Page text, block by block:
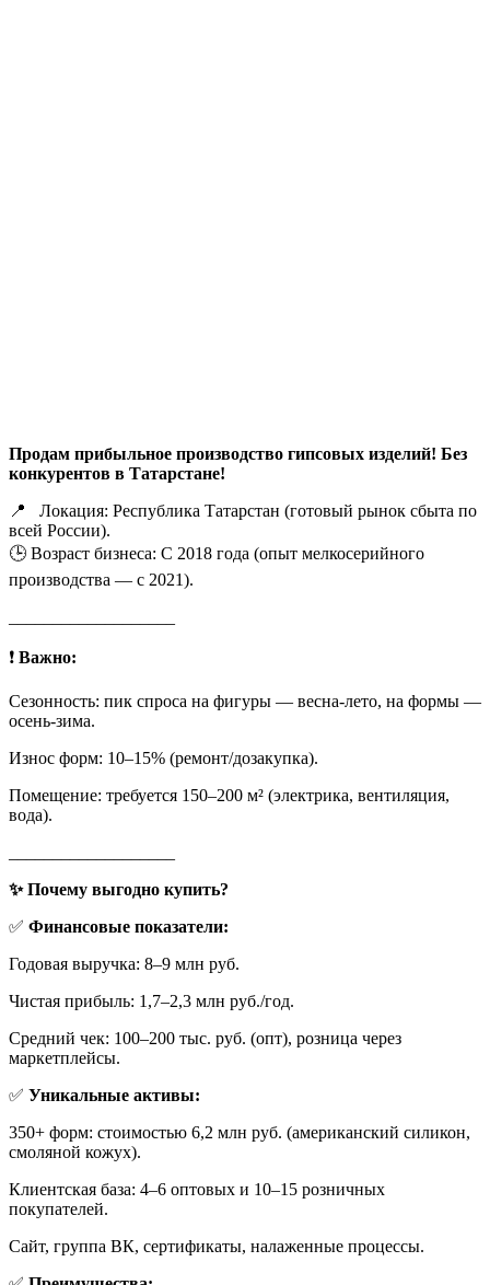
Продам прибыльное производство гипсовых изделий! Без
конкурентов в Татарстане!
📍 Локация: Республика Татарстан (готовый рынок сбыта по
всей России).
🕒 Возраст бизнеса: С 2018 года (опыт мелкосерийного
производства — с 2021).
❗ Важно:
Сезонность: пик спроса на фигуры — весна-лето, на формы —
осень-зима.
Износ форм: 10–15% (ремонт/дозакупка).
Помещение: требуется 150–200 м² (электрика, вентиляция,
вода).
✨ Почему выгодно купить?
✅ Финансовые показатели:
Годовая выручка: 8–9 млн руб.
Чистая прибыль: 1,7–2,3 млн руб./год.
Средний чек: 100–200 тыс. руб. (опт), розница через
маркетплейсы.
✅ Уникальные активы:
350+ форм: стоимостью 6,2 млн руб. (американский силикон,
смоляной кожух).
Клиентская база: 4–6 оптовых и 10–15 розничных
покупателей.
Сайт, группа ВК, сертификаты, налаженные процессы.